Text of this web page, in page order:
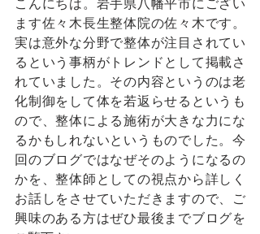
こんにちは。岩手県八幡平市にござい
ます佐々木長生整体院の佐々木です。
実は意外な分野で整体が注目されてい
るという事柄がトレンドとして掲載さ
れていました。その内容というのは老
化制御をして体を若返らせるというも
ので、整体による施術が大きな力にな
るかもしれないというものでした。今
回のブログではなぜそのようになるの
かを、整体師としての視点から詳しく
お話しをさせていただきますので、ご
興味のある方はぜひ最後までブログを